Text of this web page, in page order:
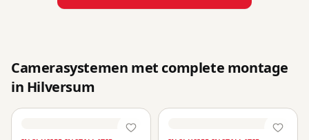
Camerasystemen met complete montage
in Hilversum